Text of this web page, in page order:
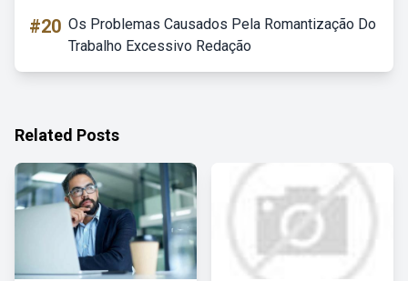
#20 Os Problemas Causados Pela Romantização Do
Trabalho Excessivo Redação
Related Posts